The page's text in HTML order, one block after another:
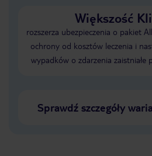
Większość
rozszerza ubezpieczenia o pakiet
ochrony od kosztów leczenia i
wypadków o zdarzenia zaistniałe
Sprawdź szczegóły